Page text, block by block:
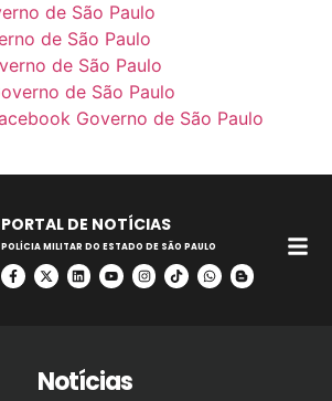
PORTAL DE NOTÍCIAS
POLÍCIA MILITAR DO ESTADO DE SÃO PAULO
Notícias